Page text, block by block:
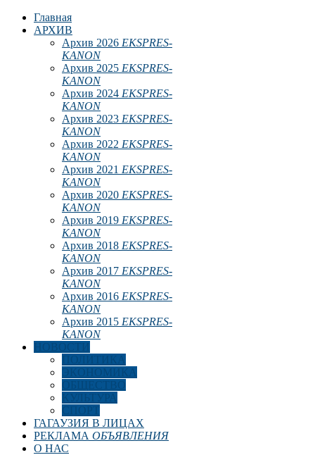
Главная
АРХИВ
Архив 2026 EKSPRES-
KANON
Архив 2025 EKSPRES-
KANON
Архив 2024 EKSPRES-
KANON
Архив 2023 EKSPRES-
KANON
Архив 2022 EKSPRES-
KANON
Архив 2021 EKSPRES-
KANON
Архив 2020 EKSPRES-
KANON
Архив 2019 EKSPRES-
KANON
Архив 2018 EKSPRES-
KANON
Архив 2017 EKSPRES-
KANON
Архив 2016 EKSPRES-
KANON
Архив 2015 EKSPRES-
KANON
НОВОСТИ
ПОЛИТИКА
ЭКОНОМИКА
ОБЩЕСТВО
КУЛЬТУРА
СПОРТ
ГАГАУЗИЯ В ЛИЦАХ
РЕКЛАМА ОБЪЯВЛЕНИЯ
О НАС